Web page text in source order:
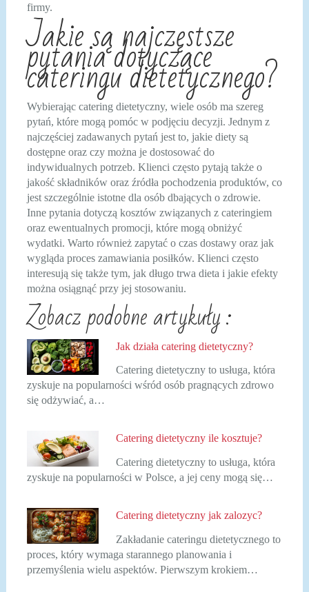
firmy.
Jakie są najczęstsze
pytania dotyczące
cateringu dietetycznego?
Wybierając catering dietetyczny, wiele osób ma szereg
pytań, które mogą pomóc w podjęciu decyzji. Jednym z
najczęściej zadawanych pytań jest to, jakie diety są
dostępne oraz czy można je dostosować do
indywidualnych potrzeb. Klienci często pytają także o
jakość składników oraz źródła pochodzenia produktów, co
jest szczególnie istotne dla osób dbających o zdrowie.
Inne pytania dotyczą kosztów związanych z cateringiem
oraz ewentualnych promocji, które mogą obniżyć
wydatki. Warto również zapytać o czas dostawy oraz jak
wygląda proces zamawiania posiłków. Klienci często
interesują się także tym, jak długo trwa dieta i jakie efekty
można osiągnąć przy jej stosowaniu.
Zobacz podobne artykuły :
Jak działa catering dietetyczny?
Catering dietetyczny to usługa, która
zyskuje na popularności wśród osób pragnących zdrowo
się odżywiać, a…
Catering dietetyczny ile kosztuje?
Catering dietetyczny to usługa, która
zyskuje na popularności w Polsce, a jej ceny mogą się…
Catering dietetyczny jak zalozyc?
Zakładanie cateringu dietetycznego to
proces, który wymaga starannego planowania i
przemyślenia wielu aspektów. Pierwszym krokiem…